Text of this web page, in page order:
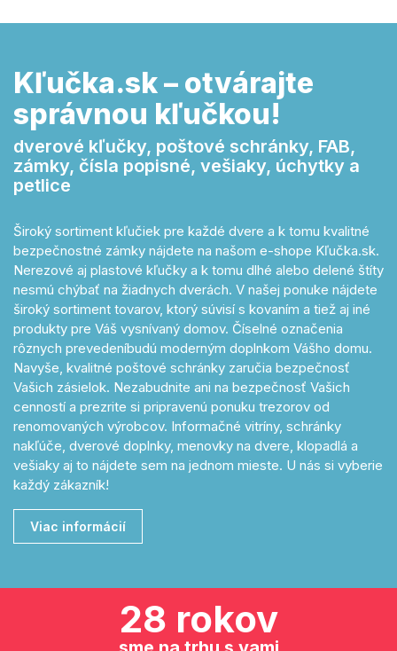
Kľučka.sk – otvárajte
správnou kľučkou!
dverové kľučky, poštové schránky, FAB,
zámky, čísla popisné, vešiaky, úchytky a
petlice
Široký sortiment kľučiek pre každé dvere a k tomu kvalitné
bezpečnostné zámky nájdete na našom e-shope Kľučka.sk.
Nerezové aj plastové kľučky a k tomu dlhé alebo delené štíty
nesmú chýbať na žiadnych dverách. V našej ponuke nájdete
široký sortiment tovarov, ktorý súvisí s kovaním a tiež aj iné
produkty pre Váš vysnívaný domov. Číselné označenia
rôznych prevedeníbudú moderným doplnkom Vášho domu.
Navyše, kvalitné poštové schránky zaručia bezpečnosť
Vašich zásielok. Nezabudnite ani na bezpečnosť Vašich
cenností a prezrite si pripravenú ponuku trezorov od
renomovaných výrobcov. Informačné vitríny, schránky
nakľúče, dverové doplnky, menovky na dvere, klopadlá a
vešiaky aj to nájdete sem na jednom mieste. U nás si vyberie
každý zákazník!
Viac informácií
28 rokov